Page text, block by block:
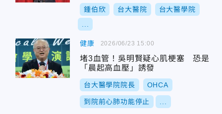
鍾伯欣 台大醫院 台大醫學院
健康
堵3血管！吳明賢疑心肌梗塞 恐是
「晨起高血壓」誘發
台大醫學院院長 OHCA
到院前心肺功能停止
2026/06/23 15:00